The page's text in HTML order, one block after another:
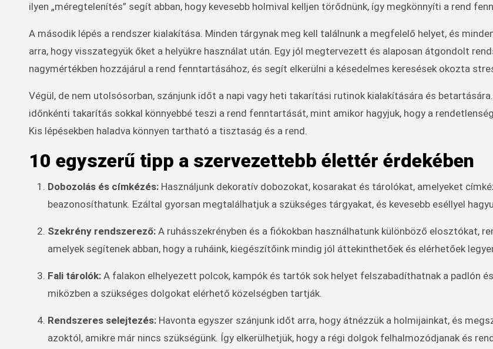
ilyen „méregtelenítés” segít abban, hogy kevesebb holmival kelljen törődnünk, így megkönnyíti a rend
A második lépés a rendszer kialakítása. Minden tárgynak meg kell találnunk a megfelelő helyet, és
arra, hogy visszategyük őket a helyükre használat után. Egy jól megtervezett és alaposan átgondolt
nagymértékben hozzájárul a rend fenntartásához, és segít elkerülni a késedelmes keresések okozta
Végül, de nem utolsósorban, szánjunk időt a napi vagy heti takarítási rutinok kialakítására és
időnkénti takarítás sokkal könnyebbé teszi a rend fenntartását, mint amikor hagyjuk, hogy a
Kis lépésekben haladva könnyen tartható a tisztaság és a rend.
10 egyszerű tipp a szervezettebb élettér érdekében
Dobozolás és címkézés: Használjunk dekoratív dobozokat, kosarakat és tárolókat, amelyeket
beazonosíthatunk. Ezáltal gyorsan megtalálhatjuk a szükséges tárgyakat, és kevesebb eséllyel
Szekrény rendszerező: A ruhásszekrényben és a fiókokban használhatunk különböző elosztókat,
amelyek segítenek abban, hogy a ruháink, kiegészítőink mindig jól áttekinthetőek és elérhetőek
Fali tárolók: A falakon elhelyezett polcok, kampók és tartók sok helyet felszabadíthatnak a padlón
miközben a szükséges dolgokat elérhető közelségben tartják.
Rendszeres selejtezés: Havonta egyszer szánjunk időt arra, hogy átnézzük a holmijainkat, és
azoktól, amikre már nincs szükségünk. Így elkerülhetjük, hogy a régi dolgok felhalmozódjanak és